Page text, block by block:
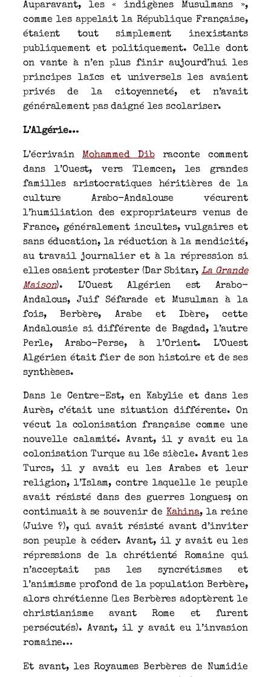
Auparavant, les « indigènes Musulmans »,
comme les appelait la République Française,
étaient tout simplement inexistants
publiquement et politiquement. Celle dont
on vante à n’en plus finir aujourd’hui les
principes laïcs et universels les avaient
privés de la citoyenneté, et n’avait
généralement pas daigné les scolariser.
L’Algérie…
L’écrivain Mohammed Dibraconte comment
dans l’Ouest, vers Tlemcen, les grandes
familles aristocratiques héritières de la
culture Arabo-Andalouse vécurent
l’humiliation des expropriateurs venus de
France, généralement incultes, vulgaires et
sans éducation, la réduction à la mendicité,
au travail journalier et à la répression si
elles osaient protester (Dar Sbitar, La Grande
Maison). L’Ouest Algérien est Arabo-
Andalous, Juif Séfarade et Musulman à la
fois, Berbère, Arabe et Ibère, cette
Andalousie si différente de Bagdad, l’autre
Perle, Arabo-Perse, à l’Orient. L’Ouest
Algérien était fier de son histoire et de ses
synthèses.
Dans le Centre-Est, en Kabylie et dans les
Aurès, c’était une situation différente. On
vécut la colonisation française comme une
nouvelle calamité. Avant, il y avait eu la
colonisation Turque au 16e siècle. Avant les
Turcs, il y avait eu les Arabes et leur
religion, l’Islam, contre laquelle le peuple
avait résisté dans des guerres longues; on
continuait à se souvenir de Kahina, la reine
(Juive ?), qui avait résisté avant d’inviter
son peuple à céder. Avant, il y avait eu les
répressions de la chrétienté Romaine qui
n’acceptait pas les syncrétismes et
l’animisme profond de la population Berbère,
alors chrétienne (les Berbères adoptèrent le
christianisme avant Rome et furent
persécutés). Avant, il y avait eu l’invasion
romaine…
Et avant, les Royaumes Berbères de Numidie